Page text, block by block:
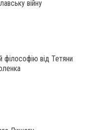
війну
філософію від Тетяни